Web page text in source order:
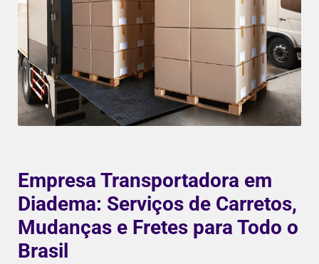
Empresa Transportadora em
Diadema: Serviços de Carretos,
Mudanças e Fretes para Todo o
Brasil